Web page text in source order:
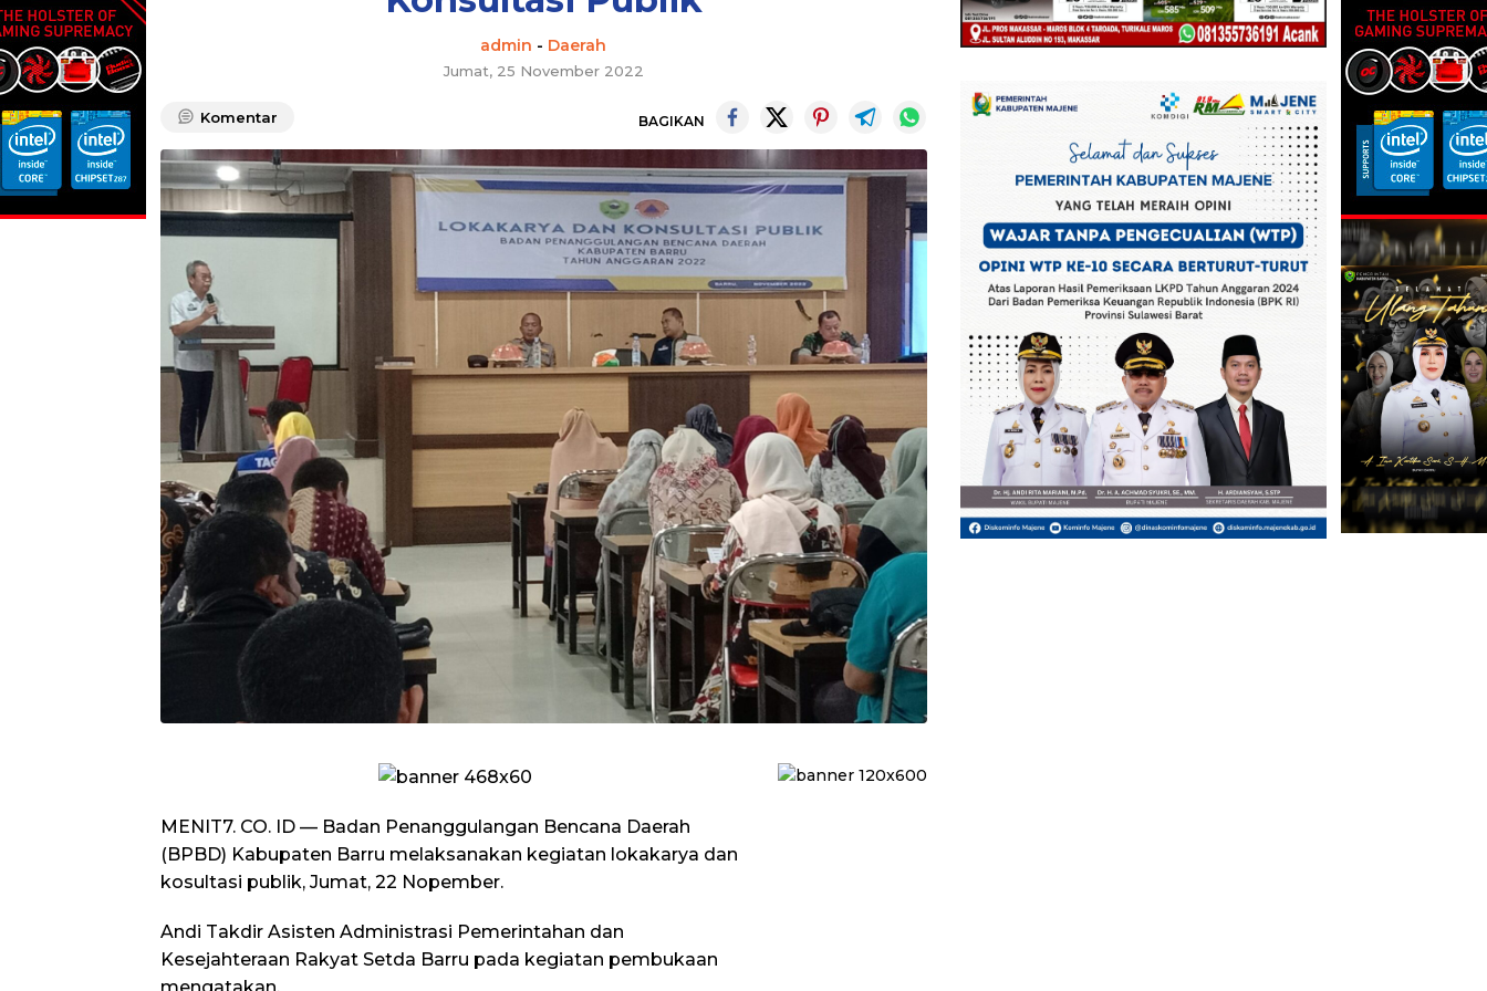
admin - Daerah
Jumat, 25 November 2022
Komentar BAGIKAN
MENIT7. CO. ID — Badan Penanggulangan Bencana Daerah
(BPBD) Kabupaten Barru melaksanakan kegiatan lokakarya dan
kosultasi publik, Jumat, 22 Nopember.
Andi Takdir Asisten Administrasi Pemerintahan dan
Kesejahteraan Rakyat Setda Barru pada kegiatan pembukaan
mengatakan,